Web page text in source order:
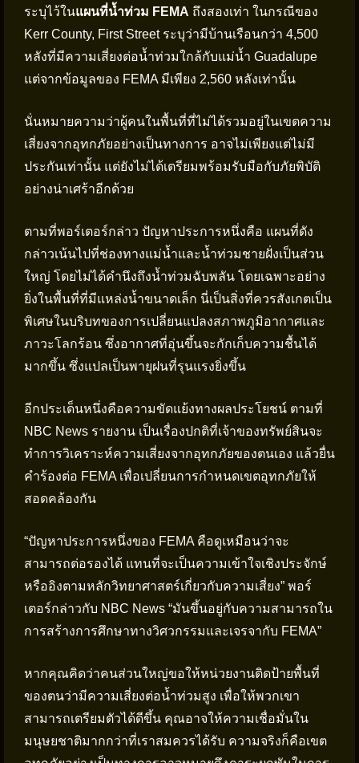
ระบุไว้ในแผนที่น้ำท่วม FEMA ถึงสองเท่า ในกรณีของ
Kerr County, First Street ระบุว่ามีบ้านเรือนกว่า 4,500
หลังที่มีความเสี่ยงต่อน้ำท่วมใกล้กับแม่น้ำ Guadalupe
แต่จากข้อมูลของ FEMA มีเพียง 2,560 หลังเท่านั้น
นั่นหมายความว่าผู้คนในพื้นที่ที่ไม่ได้รวมอยู่ในเขตความ
เสี่ยงจากอุทกภัยอย่างเป็นทางการ อาจไม่เพียงแต่ไม่มี
ประกันเท่านั้น แต่ยังไม่ได้เตรียมพร้อมรับมือกับภัยพิบัติ
อย่างน่าเศร้าอีกด้วย
ตามที่พอร์เตอร์กล่าว ปัญหาประการหนึ่งคือ แผนที่ดัง
กล่าวเน้นไปที่ช่องทางแม่น้ำและน้ำท่วมชายฝั่งเป็นส่วน
ใหญ่ โดยไม่ได้คำนึงถึงน้ำท่วมฉับพลัน โดยเฉพาะอย่าง
ยิ่งในพื้นที่ที่มีแหล่งน้ำขนาดเล็ก นี่เป็นสิ่งที่ควรสังเกตเป็น
พิเศษในบริบทของการเปลี่ยนแปลงสภาพภูมิอากาศและ
ภาวะโลกร้อน ซึ่งอากาศที่อุ่นขึ้นจะกักเก็บความชื้นได้
มากขึ้น ซึ่งแปลเป็นพายุฝนที่รุนแรงยิ่งขึ้น
อีกประเด็นหนึ่งคือความขัดแย้งทางผลประโยชน์ ตามที่
NBC News รายงาน เป็นเรื่องปกติที่เจ้าของทรัพย์สินจะ
ทำการวิเคราะห์ความเสี่ยงจากอุทกภัยของตนเอง แล้วยื่น
คำร้องต่อ FEMA เพื่อเปลี่ยนการกำหนดเขตอุทกภัยให้
สอดคล้องกัน
“ปัญหาประการหนึ่งของ FEMA คือดูเหมือนว่าจะ
สามารถต่อรองได้ แทนที่จะเป็นความเข้าใจเชิงประจักษ์
หรืออิงตามหลักวิทยาศาสตร์เกี่ยวกับความเสี่ยง” พอร์
เตอร์กล่าวกับ NBC News “มันขึ้นอยู่กับความสามารถใน
การสร้างการศึกษาทางวิศวกรรมและเจรจากับ FEMA”
หากคุณคิดว่าคนส่วนใหญ่ขอให้หน่วยงานติดป้ายพื้นที่
ของตนว่ามีความเสี่ยงต่อน้ำท่วมสูง เพื่อให้พวกเขา
สามารถเตรียมตัวได้ดีขึ้น คุณอาจให้ความเชื่อมั่นใน
มนุษยชาติมากกว่าที่เราสมควรได้รับ ความจริงก็คือเขต